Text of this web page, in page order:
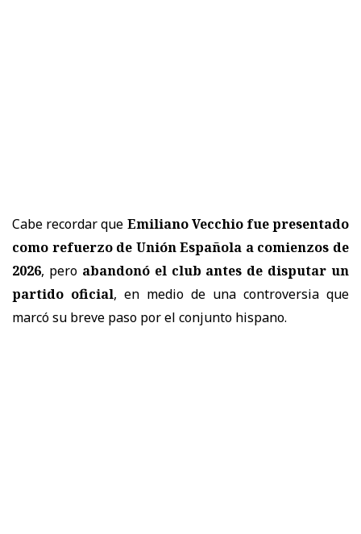
Cabe recordar que Emiliano Vecchio fue presentado
como refuerzo de Unión Española a comienzos de
2026, pero abandonó el club antes de disputar un
partido oficial, en medio de una controversia que
marcó su breve paso por el conjunto hispano.